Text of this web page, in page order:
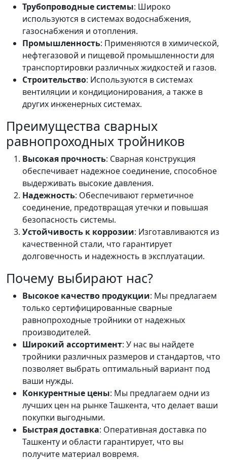
Трубопроводные системы: Широко
используются в системах водоснабжения,
газоснабжения и отопления.
Промышленность: Применяются в химической,
нефтегазовой и пищевой промышленности для
транспортировки различных жидкостей и газов.
Строительство: Используются в системах
вентиляции и кондиционирования, а также в
других инженерных системах.
Преимущества сварных
равнопроходных тройников
Высокая прочность: Сварная конструкция
обеспечивает надежное соединение, способное
выдерживать высокие давления.
Надежность: Обеспечивают герметичное
соединение, предотвращая утечки и повышая
безопасность системы.
Устойчивость к коррозии: Изготавливаются из
качественной стали, что гарантирует
долговечность и надежность в эксплуатации.
Почему выбирают нас?
Высокое качество продукции: Мы предлагаем
только сертифицированные сварные
равнопроходные тройники от надежных
производителей.
Широкий ассортимент: У нас вы найдете
тройники различных размеров и стандартов, что
позволяет выбрать оптимальный вариант под
ваши нужды.
Конкурентные цены: Мы предлагаем одни из
лучших цен на рынке Ташкента, что делает ваши
покупки выгодными.
Быстрая доставка: Оперативная доставка по
Ташкенту и области гарантирует, что вы
получите материал вовремя.